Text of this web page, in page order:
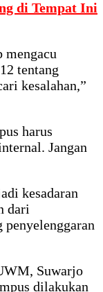
di Tempat Ini
mengacu
tentang
kesalahan,”
harus
Jangan
kesadaran
dari
Suwarjo
dilakukan